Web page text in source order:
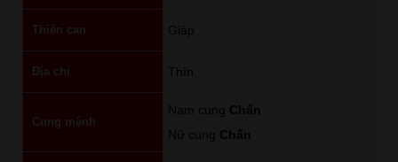
Thiên can Giáp
Địa chi Thìn
Cung mệnh
Nam cung Chấn
Nữ cung Chấn